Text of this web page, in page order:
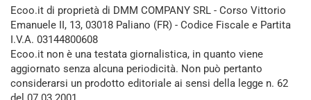
Ecoo.it di proprietà di DMM COMPANY SRL - Corso Vittorio
Emanuele II, 13, 03018 Paliano (FR) - Codice Fiscale e Partita
I.V.A. 03144800608
Ecoo.it non è una testata giornalistica, in quanto viene
aggiornato senza alcuna periodicità. Non può pertanto
considerarsi un prodotto editoriale ai sensi della legge n. 62